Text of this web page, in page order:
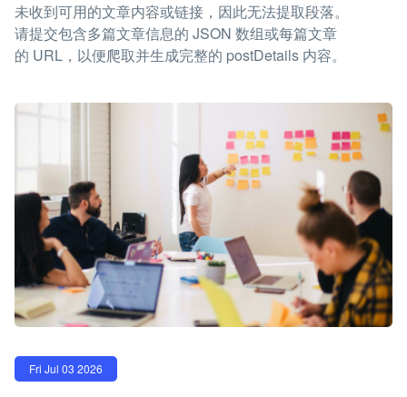
未收到可用的文章内容或链接，因此无法提取段落。
请提交包含多篇文章信息的 JSON 数组或每篇文章
的 URL，以便爬取并生成完整的 postDetails 内容。
Fri Jul 03 2026